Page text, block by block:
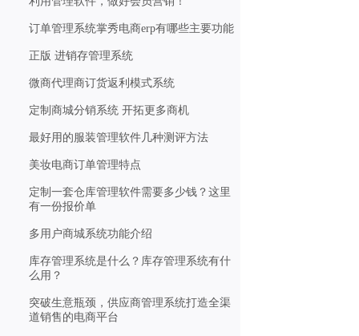
订单管理系统掌秀电商erp有哪些主要功能
正版 进销存管理系统
微商代理商订货返利模式系统
定制商城分销系统 开拓更多商机
最好用的服装管理软件几种测评方法
美妆电商订单管理特点
定制一套仓库管理软件需要多少钱？这里
有一份报价单
多用户商城系统功能介绍
库存管理系统是什么？库存管理系统有什
么用？
突破生意瓶颈，供应商管理系统打造全渠
道销售的电商平台